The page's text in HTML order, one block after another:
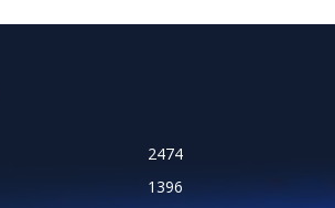
2474
1396